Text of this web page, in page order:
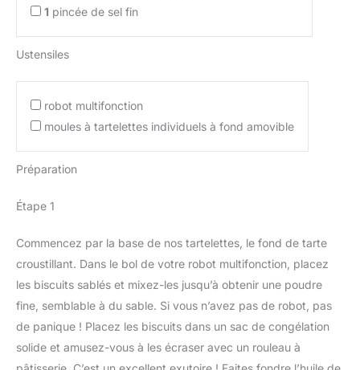
1 pincée de sel fin
Ustensiles
robot multifonction
moules à tartelettes individuels à fond amovible
Préparation
Étape 1
Commencez par la base de nos tartelettes, le fond de tarte
croustillant. Dans le bol de votre robot multifonction, placez
les biscuits sablés et mixez-les jusqu’à obtenir une poudre
fine, semblable à du sable. Si vous n’avez pas de robot, pas
de panique ! Placez les biscuits dans un sac de congélation
solide et amusez-vous à les écraser avec un rouleau à